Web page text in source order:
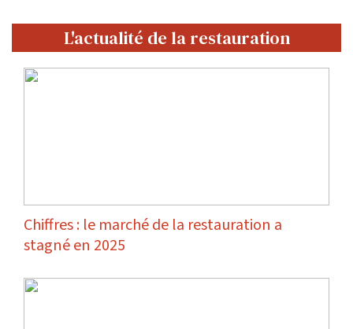
L'actualité de la restauration
Chiffres : le marché de la restauration a
stagné en 2025